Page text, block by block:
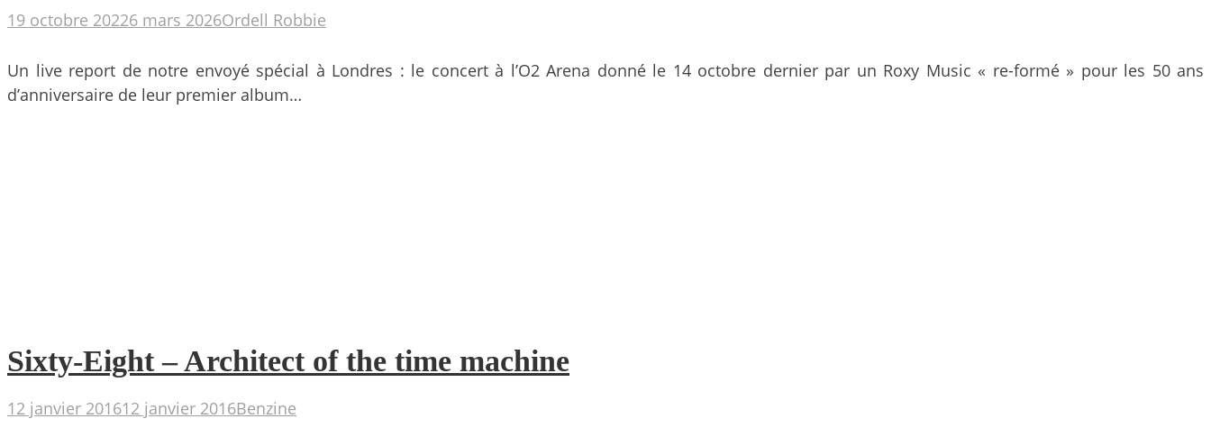
19 octobre 20226 mars 2026Ordell Robbie
Un live report de notre envoyé spécial à Londres : le concert à l’O2 Arena donné le 14 octobre dernier par un Roxy Music « re-formé » pour les 50 ans
d’anniversaire de leur premier album…
Sixty-Eight – Architect of the time machine
12 janvier 201612 janvier 2016Benzine